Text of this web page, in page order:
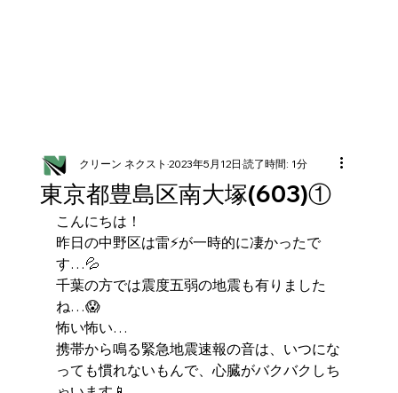
東京都豊島区南大塚(603)①
クリーン ネクスト 2023年5月12日 読了時間: 1分
こんにちは！
昨日の中野区は雷⚡️が一時的に凄かったで
す…💦
千葉の方では震度五弱の地震も有りました
ね…😱
怖い怖い…
携帯から鳴る緊急地震速報の音は、いつにな
っても慣れないもんで、心臓がバクバクしち